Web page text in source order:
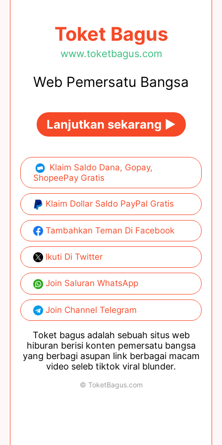
Toket Bagus
www.toketbagus.com
Web Pemersatu Bangsa
Lanjutkan sekarang ►
Klaim Saldo Dana, Gopay,
ShopeePay Gratis
Klaim Dollar Saldo PayPal Gratis
Tambahkan Teman Di Facebook
Ikuti Di Twitter
Join Saluran WhatsApp
Join Channel Telegram
Toket bagus adalah sebuah situs web
hiburan berisi konten pemersatu bangsa
yang berbagi asupan link berbagai macam
video seleb tiktok viral blunder.
© ToketBagus.com